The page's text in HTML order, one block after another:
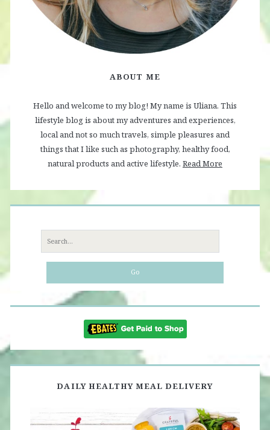
ABOUT ME
Hello and welcome to my blog! My name is Uliana. This
lifestyle blog is about my adventures and experiences,
local and not so much travels, simple pleasures and
things that I like such as photography, healthy food,
natural products and active lifestyle. Read More
Search
for:
DAILY HEALTHY MEAL DELIVERY